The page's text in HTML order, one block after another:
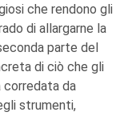
che rendono gli
di allargarne la
parte del
di ciò che gli
da
strumenti,